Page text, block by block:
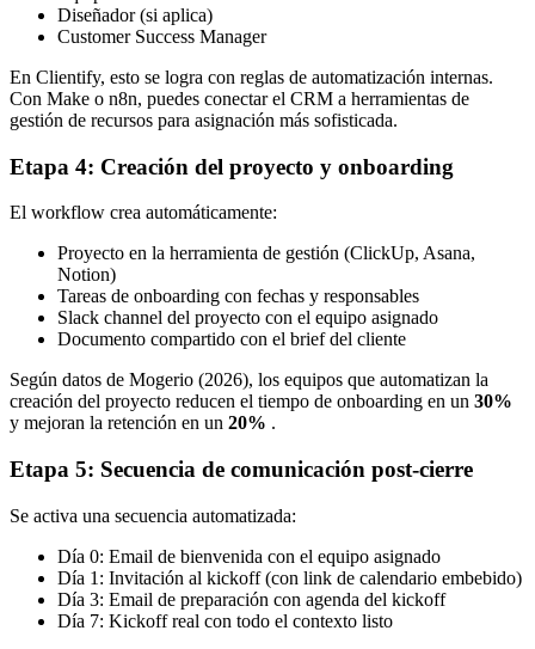
Diseñador (si aplica)
Customer Success Manager
En Clientify, esto se logra con reglas de automatización internas.
Con Make o n8n, puedes conectar el CRM a herramientas de
gestión de recursos para asignación más sofisticada.
Etapa 4: Creación del proyecto y onboarding
El workflow crea automáticamente:
Proyecto en la herramienta de gestión (ClickUp, Asana,
Notion)
Tareas de onboarding con fechas y responsables
Slack channel del proyecto con el equipo asignado
Documento compartido con el brief del cliente
Según datos de Mogerio (2026), los equipos que automatizan la
creación del proyecto reducen el tiempo de onboarding en un 30%
y mejoran la retención en un 20% .
Etapa 5: Secuencia de comunicación post-cierre
Se activa una secuencia automatizada:
Día 0: Email de bienvenida con el equipo asignado
Día 1: Invitación al kickoff (con link de calendario embebido)
Día 3: Email de preparación con agenda del kickoff
Día 7: Kickoff real con todo el contexto listo